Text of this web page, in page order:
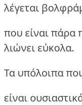
λέγεται
που είναι πάρα
λιώνει εύκολα.
Τα υπόλοιπα
είναι